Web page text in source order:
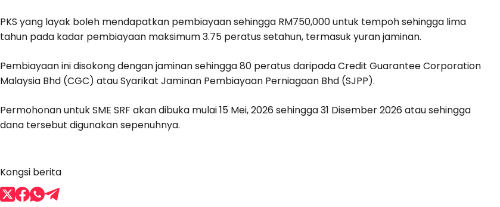
PKS yang layak boleh mendapatkan pembiayaan sehingga RM750,000 untuk tempoh sehingga lima
tahun pada kadar pembiayaan maksimum 3.75 peratus setahun, termasuk yuran jaminan.
Pembiayaan ini disokong dengan jaminan sehingga 80 peratus daripada Credit Guarantee Corporation
Malaysia Bhd (CGC) atau Syarikat Jaminan Pembiayaan Perniagaan Bhd (SJPP).
Permohonan untuk SME SRF akan dibuka mulai 15 Mei, 2026 sehingga 31 Disember 2026 atau sehingga
dana tersebut digunakan sepenuhnya.
Kongsi berita